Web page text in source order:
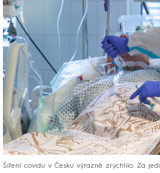
Šíření covidu v Česku výrazně zrychlilo. Za